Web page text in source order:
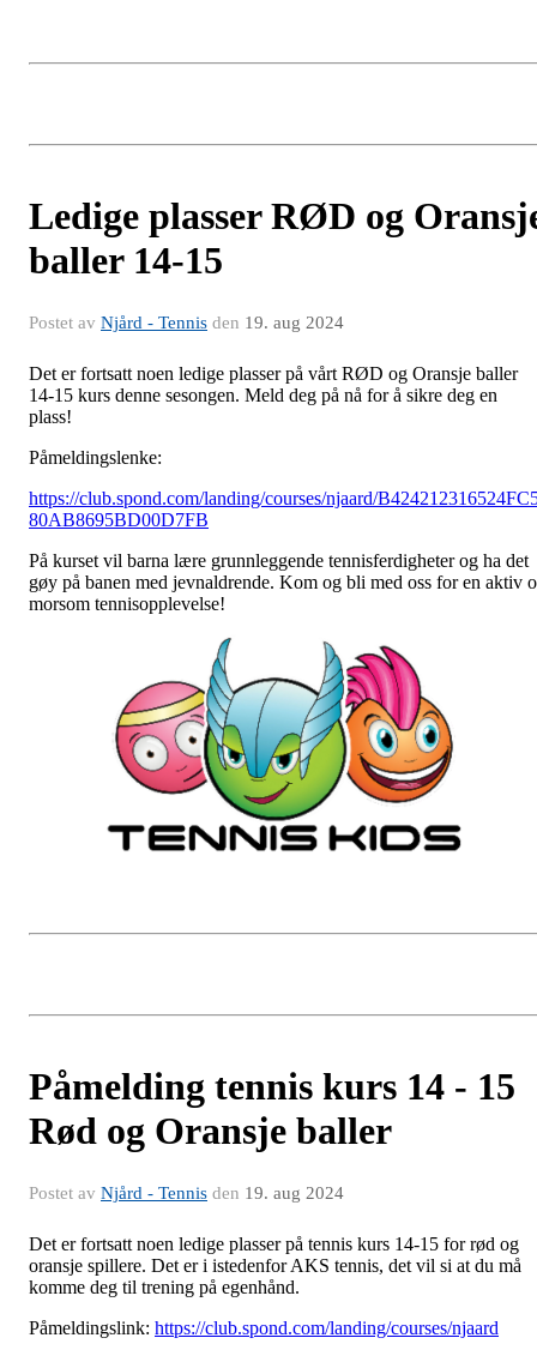
Ledige plasser RØD og
baller 14-15
Postet av Njård - Tennis den 19. aug 2024
Det er fortsatt noen ledige plasser på vårt RØD og Oransje baller
14-15 kurs denne sesongen. Meld deg på nå for å sikre deg en
plass!
Påmeldingslenke:
https://club.spond.com/landing/courses/njaard/
80AB8695BD00D7FB
På kurset vil barna lære grunnleggende tennisferdigheter og ha det
gøy på banen med jevnaldrende. Kom og bli med oss for en aktiv
morsom tennisopplevelse!
Påmelding tennis kurs 14 - 15
Rød og Oransje baller
Postet av Njård - Tennis den 19. aug 2024
Det er fortsatt noen ledige plasser på tennis kurs 14-15 for rød og
oransje spillere. Det er i istedenfor AKS tennis, det vil si at du må
komme deg til trening på egenhånd.
Påmeldingslink: https://club.spond.com/landing/courses/njaard